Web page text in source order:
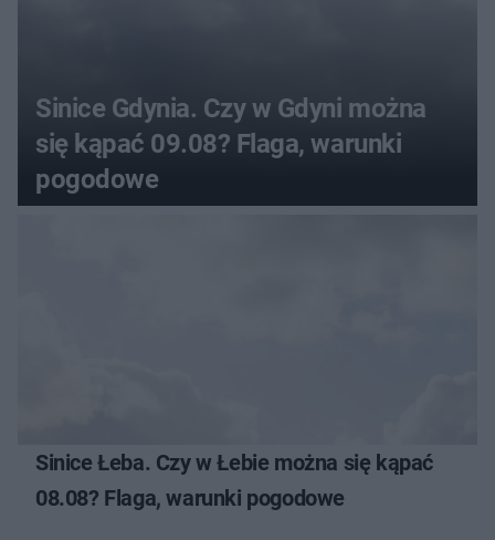
Sinice Gdynia. Czy w Gdyni można
się kąpać 09.08? Flaga, warunki
pogodowe
Sinice Łeba. Czy w Łebie można się kąpać
08.08? Flaga, warunki pogodowe